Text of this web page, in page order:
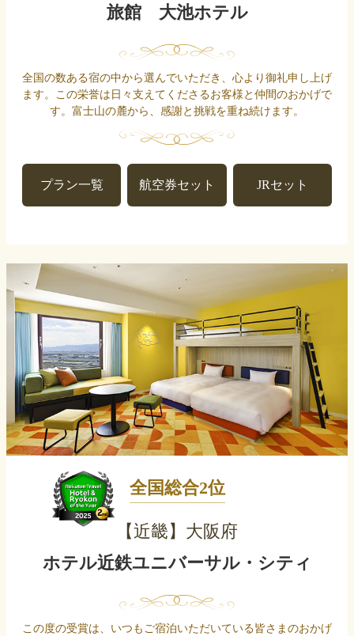
旅館 大池ホテル
全国の数ある宿の中から選んでいただき、心より御礼申し上げ
ます。この栄誉は日々支えてくださるお客様と仲間のおかげで
す。富士山の麓から、感謝と挑戦を重ね続けます。
プラン一覧 航空券セット JRセット
全国総合2位
【近畿】大阪府
ホテル近鉄ユニバーサル・シティ
この度の受賞は、いつもご宿泊いただいている皆さまのおかげ